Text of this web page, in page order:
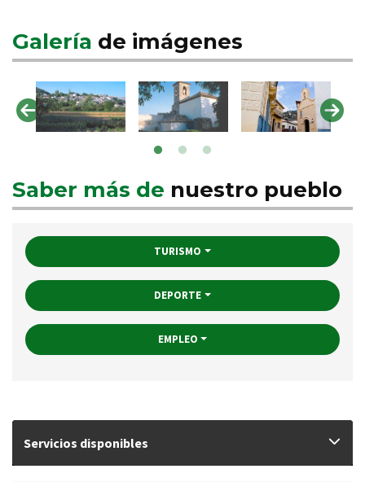
Galería de imágenes
Saber más de nuestro pueblo
TURISMO
DEPORTE
EMPLEO
Servicios disponibles